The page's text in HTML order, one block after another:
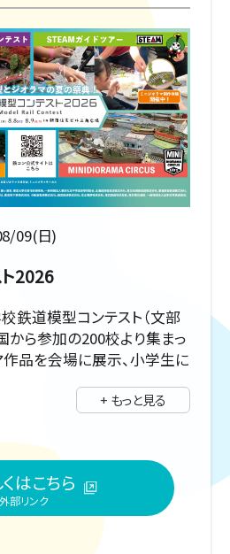
09(日)
2026
鉄道模型コンテスト（文部
から参加の200校より集まっ
品を会場に展示、小学生に
も交えて、鉄道模型作品の
+ もっと見る
はこちら